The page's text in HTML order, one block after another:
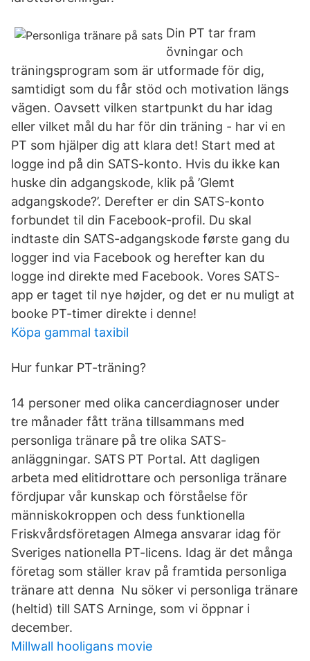
Din PT tar fram
övningar och
träningsprogram som är utformade för dig,
samtidigt som du får stöd och motivation längs
vägen. Oavsett vilken startpunkt du har idag
eller vilket mål du har för din träning - har vi en
PT som hjälper dig att klara det! Start med at
logge ind på din SATS-konto. Hvis du ikke kan
huske din adgangskode, klik på ’Glemt
adgangskode?’. Derefter er din SATS-konto
forbundet til din Facebook-profil. Du skal
indtaste din SATS-adgangskode første gang du
logger ind via Facebook og herefter kan du
logge ind direkte med Facebook. Vores SATS-
app er taget til nye højder, og det er nu muligt at
booke PT-timer direkte i denne!
Köpa gammal taxibil
Hur funkar PT-träning?
14 personer med olika cancerdiagnoser under
tre månader fått träna tillsammans med
personliga tränare på tre olika SATS-
anläggningar. SATS PT Portal. Att dagligen
arbeta med elitidrottare och personliga tränare
fördjupar vår kunskap och förståelse för
människokroppen och dess funktionella
Friskvårdsföretagen Almega ansvarar idag för
Sveriges nationella PT-licens. Idag är det många
företag som ställer krav på framtida personliga
tränare att denna Nu söker vi personliga tränare
(heltid) till SATS Arninge, som vi öppnar i
december.
Millwall hooligans movie